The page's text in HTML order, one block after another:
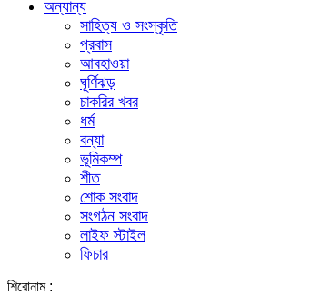
অন্যান্য
সাহিত্য ও সংস্কৃতি
প্রবাস
আবহাওয়া
ঘূর্ণিঝড়
চাকরির খবর
ধর্ম
বন্যা
ভূমিকম্প
শীত
শোক সংবাদ
সংগঠন সংবাদ
লাইফ স্টাইল
ফিচার
শিরোনাম :